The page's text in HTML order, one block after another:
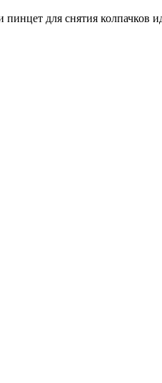
для снятия колпачков